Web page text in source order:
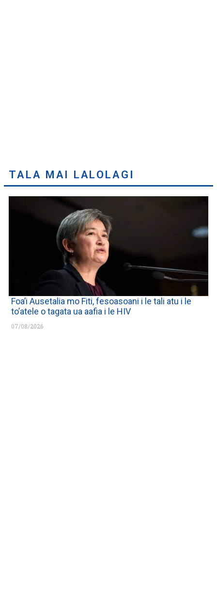
TALA MAI LALOLAGI
Foa’i Ausetalia mo Fiti, fesoasoani i le tali atu i le
to’atele o tagata ua aafia i le HIV
07/08/2026